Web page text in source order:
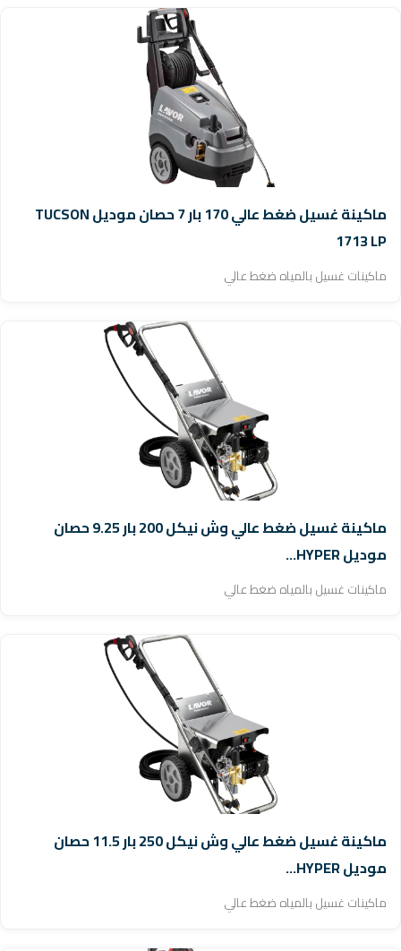
ماكينة غسيل ضغط عالي 170 بار 7 حصان موديل TUCSON
1713 LP
ماكينات غسيل بالمياه ضغط عالي
ماكينة غسيل ضغط عالي وش نيكل 200 بار 9.25 حصان
موديل HYPER...
ماكينات غسيل بالمياه ضغط عالي
ماكينة غسيل ضغط عالي وش نيكل 250 بار 11.5 حصان
موديل HYPER...
ماكينات غسيل بالمياه ضغط عالي